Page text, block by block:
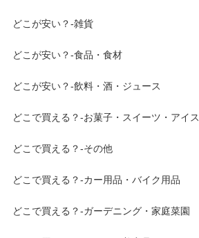
どこが安い？-雑貨
どこが安い？-食品・食材
どこが安い？-飲料・酒・ジュース
どこで買える？-お菓子・スイーツ・アイス
どこで買える？-その他
どこで買える？-カー用品・バイク用品
どこで買える？-ガーデニング・家庭菜園